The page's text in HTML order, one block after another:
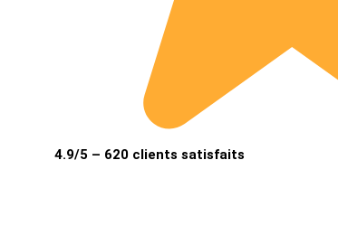
4.9/5 – 620 clients satisfaits